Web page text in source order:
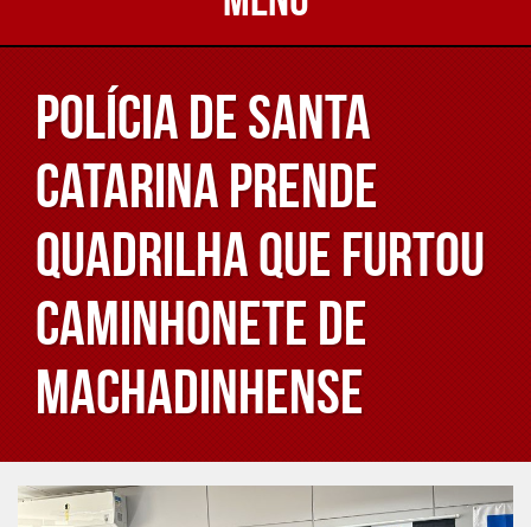
Polícia de Santa
Catarina prende
quadrilha que furtou
caminhonete de
Machadinhense